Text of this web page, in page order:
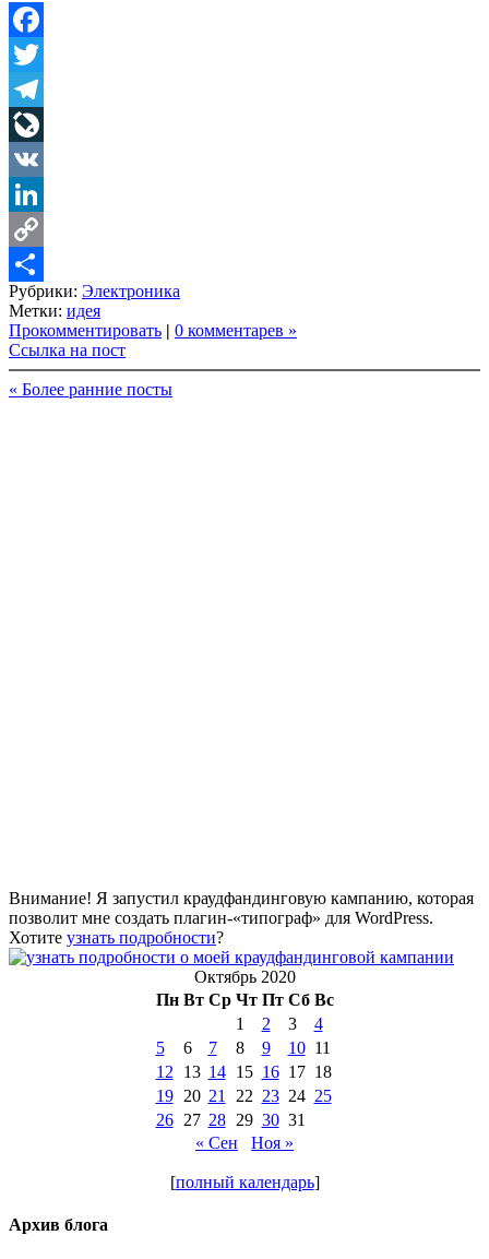
Facebook
Twitter
Telegram
LiveJournal
VK
LinkedIn
Copy
Link
Share
Рубрики: Электроника
Метки: идея
Прокомментировать | 0 комментарев »
Ссылка на пост
« Более ранние посты
Внимание! Я запустил краудфандинговую кампанию, которая
позволит мне создать плагин-«типограф» для WordPress.
Хотите узнать подробности?
Октябрь 2020
Пн Вт Ср Чт Пт Сб Вс
1
2 3
4
5
6 7 8 9 10 11
12
13 14 15 16 17 18
19
20 21 22 23 24 25
26
27 28 29 30 31
« Сен
Ноя »
[полный календарь]
Архив блога